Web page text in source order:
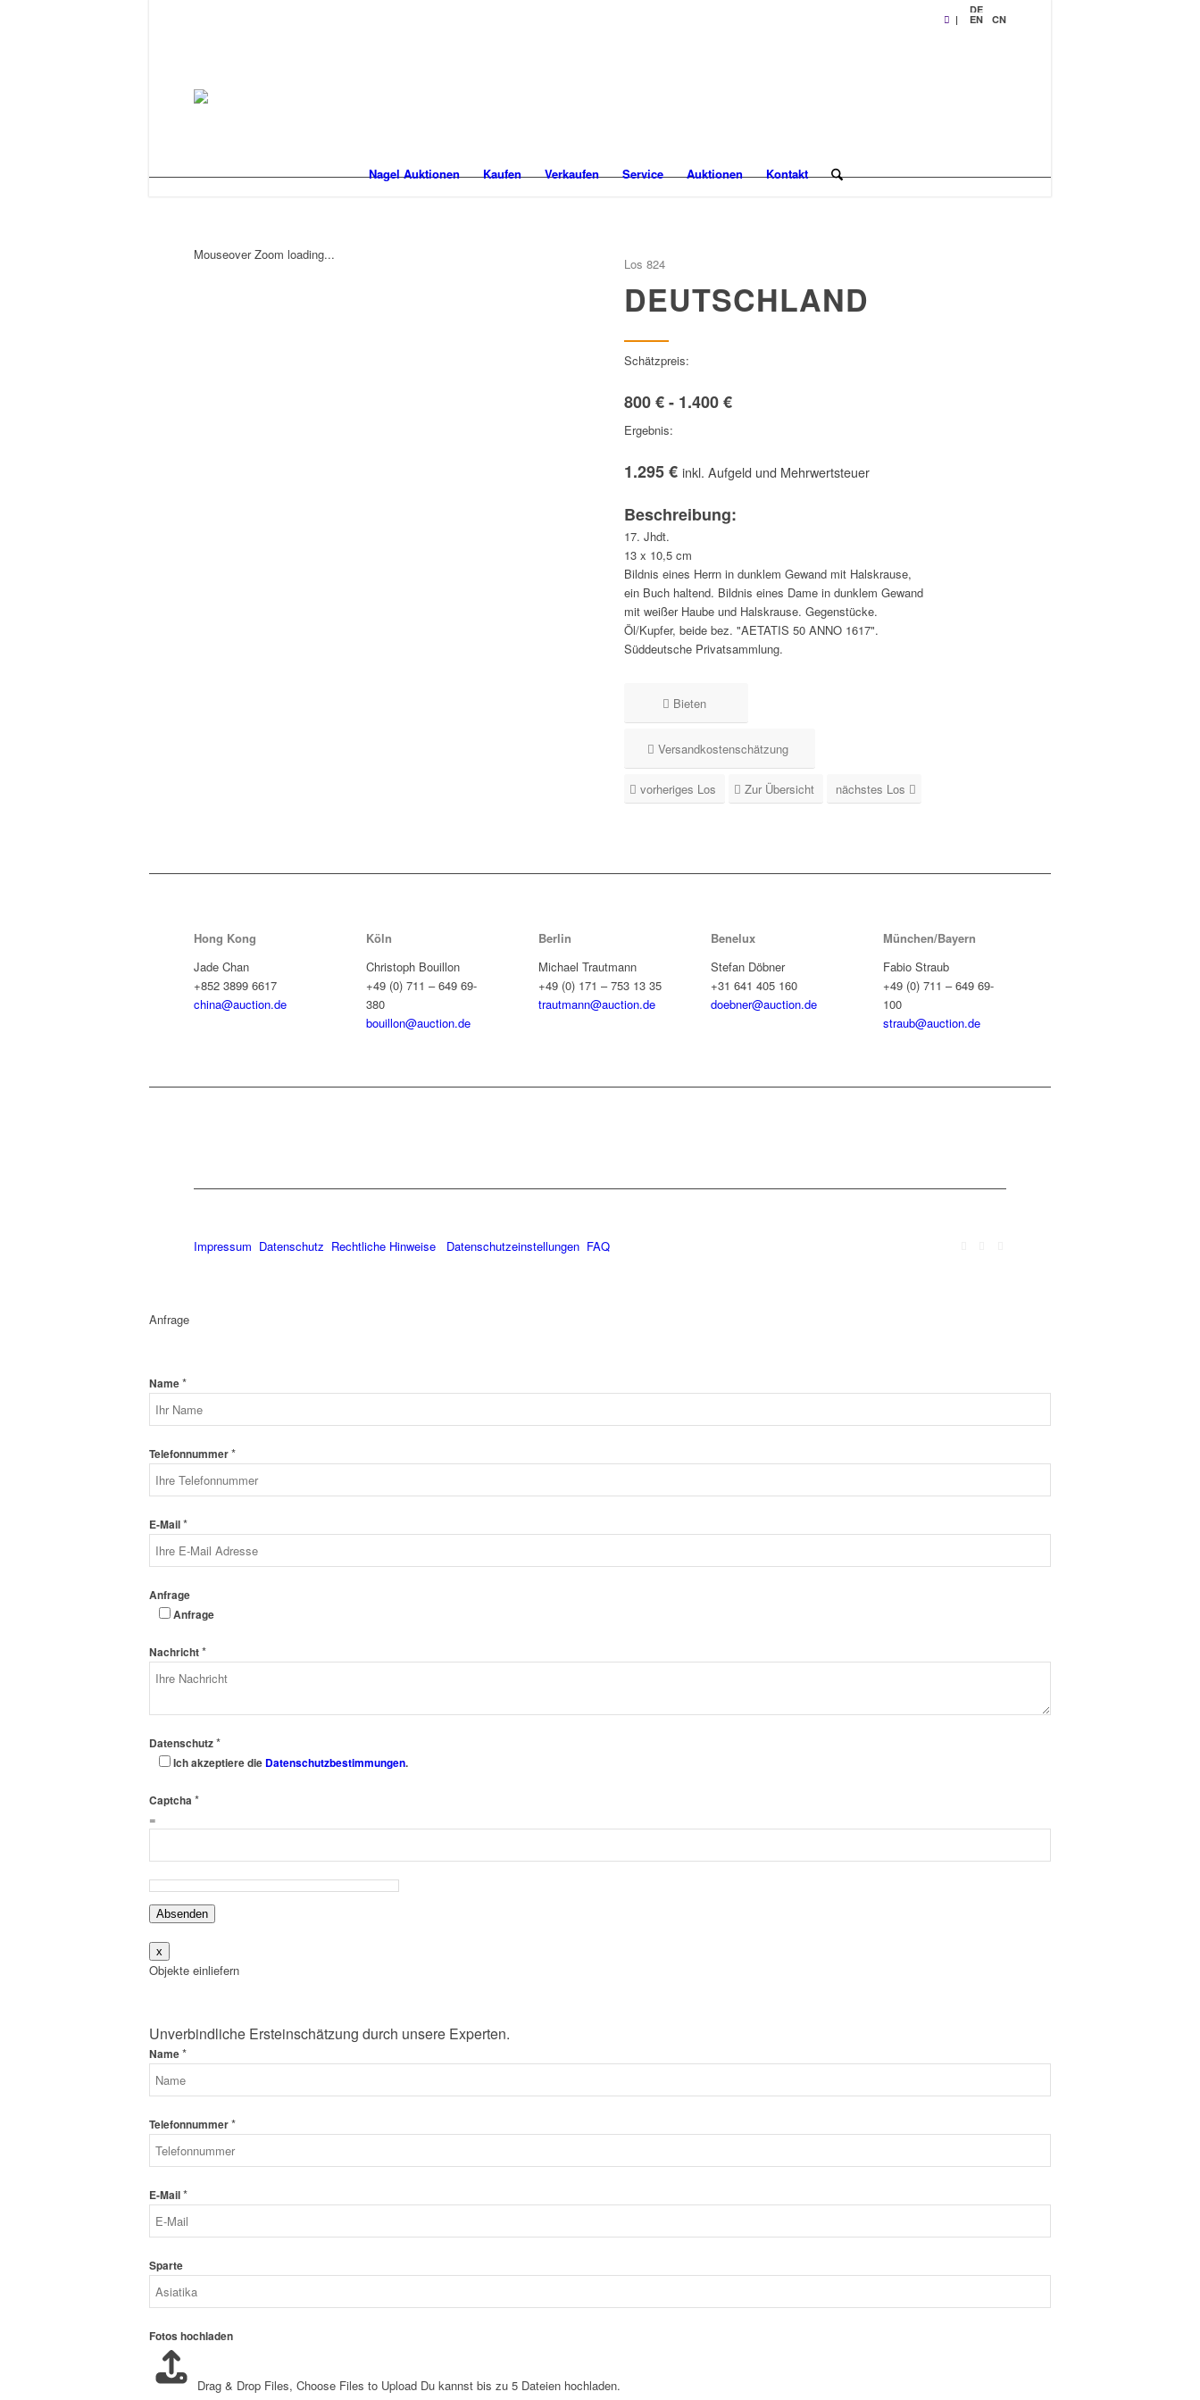
|
DE
EN CN
Nagel Auktionen Kaufen Verkaufen Service Auktionen Kontakt
Mouseover Zoom loading...
Los 824
DEUTSCHLAND
Schätzpreis:
800 € - 1.400 €
Ergebnis:
1.295 € inkl. Aufgeld und Mehrwertsteuer
Beschreibung:
17. Jhdt.
13 x 10,5 cm
Bildnis eines Herrn in dunklem Gewand mit Halskrause,
ein Buch haltend. Bildnis eines Dame in dunklem Gewand
mit weißer Haube und Halskrause. Gegenstücke.
Öl/Kupfer, beide bez. "AETATIS 50 ANNO 1617".
Süddeutsche Privatsammlung.
Bieten
Versandkostenschätzung
vorheriges Los Zur Übersicht nächstes Los
Hong Kong
Jade Chan
+852 3899 6617
china@auction.de
Köln
Christoph Bouillon
+49 (0) 711 – 649 69-
380
bouillon@auction.de
Berlin
Michael Trautmann
+49 (0) 171 – 753 13 35
trautmann@auction.de
Benelux
Stefan Döbner
+31 641 405 160
doebner@auction.de
München/Bayern
Fabio Straub
+49 (0) 711 – 649 69-
100
straub@auction.de
Impressum Datenschutz Rechtliche Hinweise Datenschutzeinstellungen FAQ
Anfrage
Name*
Telefonnummer*
E-Mail*
Anfrage
Anfrage
Nachricht*
Datenschutz*
Ich akzeptiere die Datenschutzbestimmungen.
Captcha *
=
Absenden
x
Objekte einliefern
Unverbindliche Ersteinschätzung durch unsere Experten.
Name*
Telefonnummer*
E-Mail*
Sparte
Fotos hochladen
Drag & Drop Files, Choose Files to Upload Du kannst bis zu 5 Dateien hochladen.